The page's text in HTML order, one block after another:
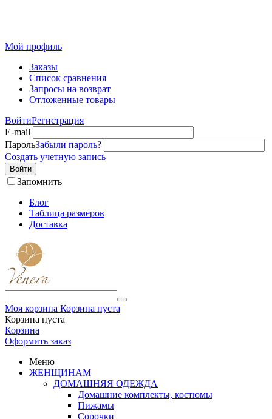
Мой профиль
Заказы
Список сравнения
Запросы на возврат
Отложенные товары
ВойтиРегистрация
E-mail
ПарольЗабыли пароль?
Создать учетную запись
Войти
Запомнить
Блог
Таблица размеров
Доставка
Моя корзина Корзина пуста
Корзина пуста
Корзина
Оформить заказ
Меню
ЖЕНЩИНАМ
ДОМАШНЯЯ ОДЕЖДА
Домашние комплекты, костюмы
Пижамы
Сорочки